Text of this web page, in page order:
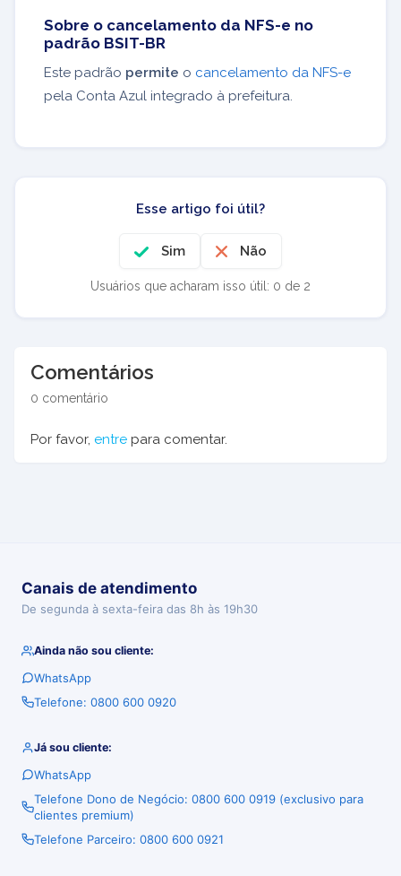
Sobre o cancelamento da NFS-e no
padrão BSIT-BR
Este padrão permite o cancelamento da NFS-e
pela Conta Azul integrado à prefeitura.
Esse artigo foi útil?
Sim Não
Usuários que acharam isso útil: 0 de 2
Comentários
0 comentário
Por favor, entre para comentar.
Canais de atendimento
De segunda à sexta-feira das 8h às 19h30
Ainda não sou cliente:
WhatsApp
Telefone: 0800 600 0920
Já sou cliente:
WhatsApp
Telefone Dono de Negócio: 0800 600 0919 (exclusivo para
clientes premium)
Telefone Parceiro: 0800 600 0921